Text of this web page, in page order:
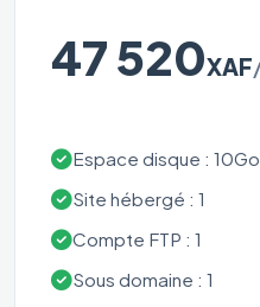
47 520XAF
Espace disque : 10Go
Site hébergé : 1
Compte FTP : 1
Sous domaine : 1